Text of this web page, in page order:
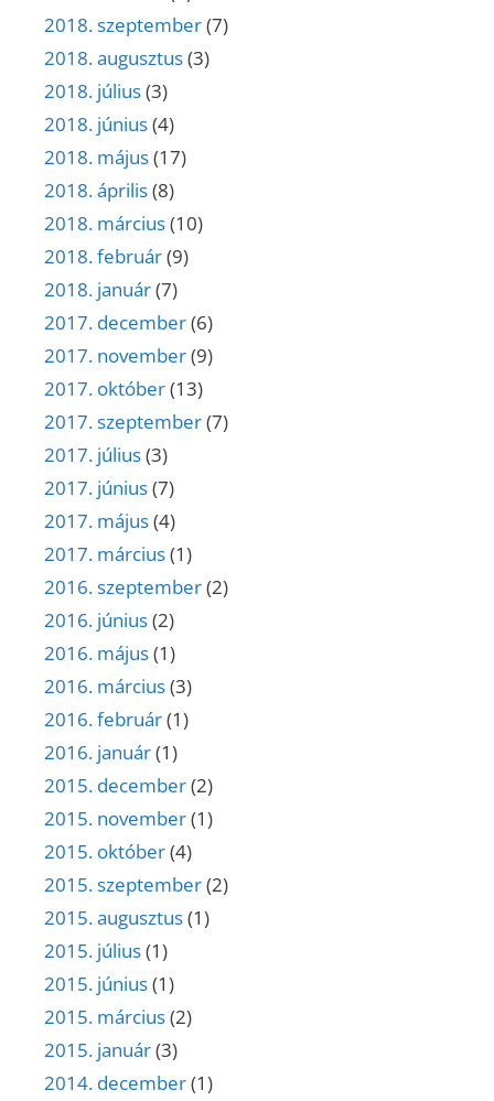
2018. szeptember(7)
2018. augusztus(3)
2018. július(3)
2018. június(4)
2018. május(17)
2018. április(8)
2018. március(10)
2018. február(9)
2018. január(7)
2017. december(6)
2017. november(9)
2017. október(13)
2017. szeptember(7)
2017. július(3)
2017. június(7)
2017. május(4)
2017. március(1)
2016. szeptember(2)
2016. június(2)
2016. május(1)
2016. március(3)
2016. február(1)
2016. január(1)
2015. december(2)
2015. november(1)
2015. október(4)
2015. szeptember(2)
2015. augusztus(1)
2015. július(1)
2015. június(1)
2015. március(2)
2015. január(3)
2014. december(1)